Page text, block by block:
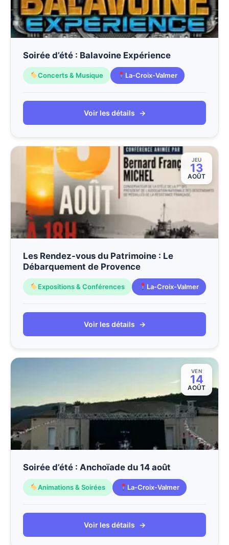
Soirée d’été : Balavoine Expérience
Concerts & Musique La-Croix-Valmer
Voir les détails →
JEU
13
AOÛT
Les Rendez-vous du Patrimoine : Le
Débarquement de Provence
Expositions & Conférences La-Croix-Valmer
Voir les détails →
VEN
14
AOÛT
Soirée d’été : Anchoïade du 14 août
Animations & Soirées La-Croix-Valmer
Voir les détails →